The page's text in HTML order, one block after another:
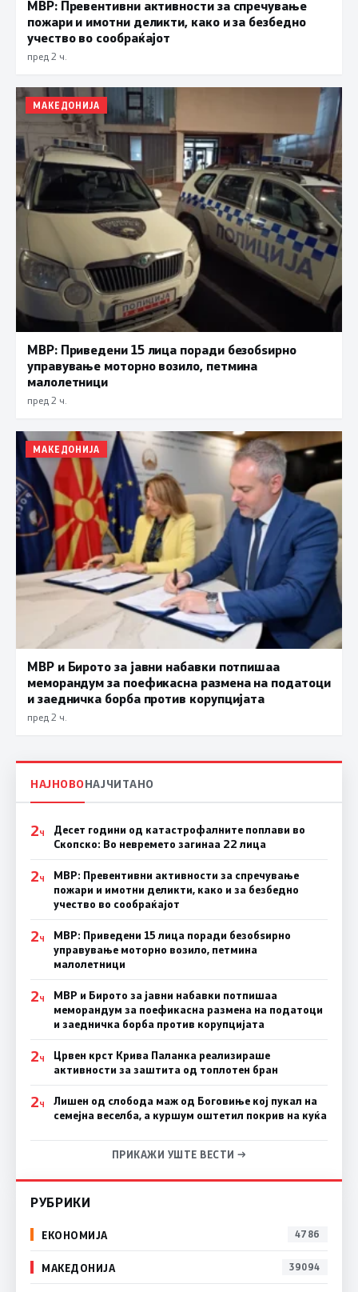
МВР: Превентивни активности за спречување
пожари и имотни деликти, како и за безбедно
учество во сообраќајот
пред 2 ч.
МАКЕДОНИЈА
МВР: Приведени 15 лица поради безобѕирно
управување моторно возило, петмина
малолетници
пред 2 ч.
МАКЕДОНИЈА
МВР и Бирото за јавни набавки потпишаа
меморандум за поефикасна размена на податоци
и заедничка борба против корупцијата
пред 2 ч.
НАЈНОВОНАЈЧИТАНО
2Ч
Десет години од катастрофалните поплави во
Скопско: Во невремето загинаа 22 лица
2Ч
МВР: Превентивни активности за спречување
пожари и имотни деликти, како и за безбедно
учество во сообраќајот
2Ч
МВР: Приведени 15 лица поради безобѕирно
управување моторно возило, петмина
малолетници
2Ч
МВР и Бирото за јавни набавки потпишаа
меморандум за поефикасна размена на податоци
и заедничка борба против корупцијата
2Ч
Црвен крст Крива Паланка реализираше
активности за заштита од топлотен бран
2Ч
Лишен од слобода маж од Боговиње кој пукал на
семејна веселба, а куршум оштетил покрив на куќа
ПРИКАЖИ УШТЕ ВЕСТИ →
РУБРИКИ
ЕКОНОМИЈА 4786
МАКЕДОНИЈА 39094